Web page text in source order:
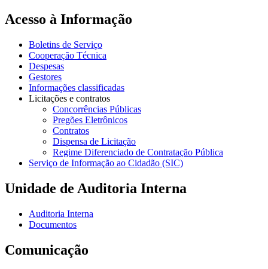
Acesso à Informação
Boletins de Serviço
Cooperação Técnica
Despesas
Gestores
Informações classificadas
Licitações e contratos
Concorrências Públicas
Pregões Eletrônicos
Contratos
Dispensa de Licitação
Regime Diferenciado de Contratação Pública
Serviço de Informação ao Cidadão (SIC)
Unidade de Auditoria Interna
Auditoria Interna
Documentos
Comunicação